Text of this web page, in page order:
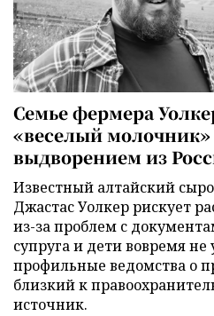
Семье фермера
«веселый
выдворением из
Известный алтайский
Джастас Уолкер рискует
из-за проблем с
супруга и дети вовремя
профильные ведомства о
близкий к
источник.